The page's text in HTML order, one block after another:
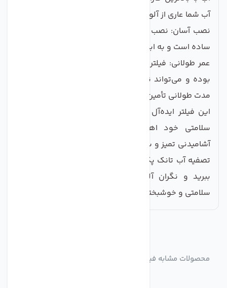
آب شما عاری از آلودگی‌های مضر خواهد بود.
نصب آسان: نصب این فیلتر در یخچال و فریزر شما بسیار
ساده است و به ابزار خاصی نیاز ندارد.
عمر طولانی: فیلتر تصفیه آب تانک پک دارای عمر طولانی
بوده و می‌تواند نیازهای تصفیه آب خانواده شما را برای
مدت طولانی تأمین کند.
این فیلتر ایده‌آل برای خانواده‌ها و افرادی است که به
سلامتی خود اهمیت می‌دهند و می‌خواهند از آب
آشامیدنی تمیز و سالم بهره‌مند شوند. با استفاده از فیلتر
تصفیه آب تانک پک، با خیال راحت از آب یخچال خود لذت
ببرید و نگران آلودگی‌ها نباشید. با خرید این فیلتر،
سلامتی و خوشبختی خانواده خود را تضمین کنید.
محصولات مشابه فیلتر یخچال ساید تانک پک تایوان (پیور فر )